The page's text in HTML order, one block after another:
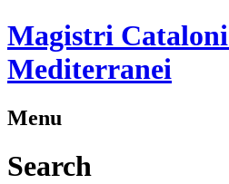
Magistri
Mediterranei
Menu
Search